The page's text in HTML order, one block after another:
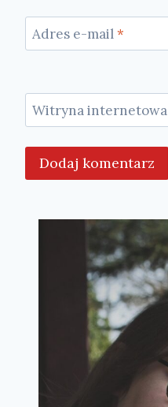
Adres e-mail*
Witryna internetowa